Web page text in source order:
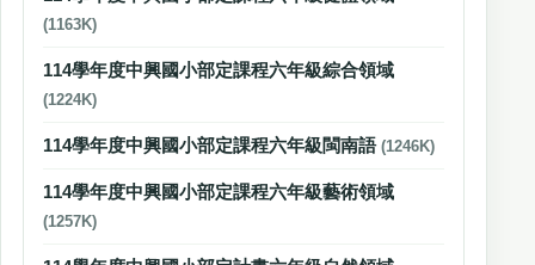
(1163K)
114學年度中興國小部定課程六年級綜合領域
(1224K)
114學年度中興國小部定課程六年級閩南語 (1246K)
114學年度中興國小部定課程六年級藝術領域
(1257K)